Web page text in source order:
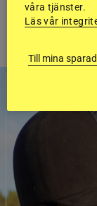
våra tjänster.
Läs vår
Till mina